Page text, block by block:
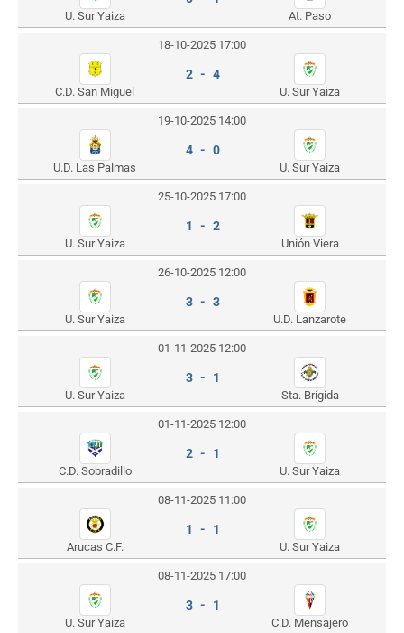
U. Sur Yaiza At. Paso
18-10-2025 17:00
C.D. San Miguel
2 - 4
U. Sur Yaiza
19-10-2025 14:00
U.D. Las Palmas
4 - 0
U. Sur Yaiza
25-10-2025 17:00
U. Sur Yaiza
1 - 2
Unión Viera
26-10-2025 12:00
U. Sur Yaiza
3 - 3
U.D. Lanzarote
01-11-2025 12:00
U. Sur Yaiza
3 - 1
Sta. Brígida
01-11-2025 12:00
C.D. Sobradillo
2 - 1
U. Sur Yaiza
08-11-2025 11:00
Arucas C.F.
1 - 1
U. Sur Yaiza
08-11-2025 17:00
U. Sur Yaiza
3 - 1
C.D. Mensajero